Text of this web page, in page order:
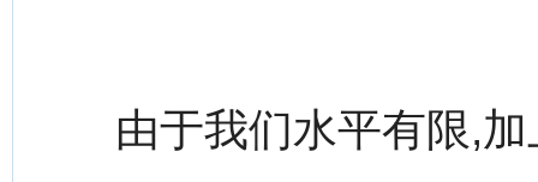
由于我们水平有限,